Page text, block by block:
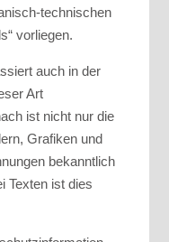
technischen
vorliegen.
auch in der
Art
ist nicht nur die
Grafiken und
bekanntlich
Texten ist dies